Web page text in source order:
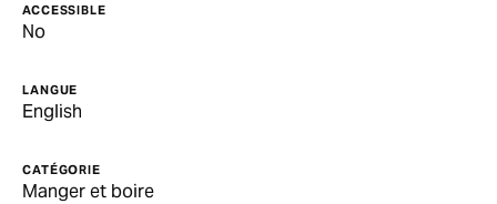
ACCESSIBLE
No
LANGUE
English
CATÉGORIE
Manger et boire